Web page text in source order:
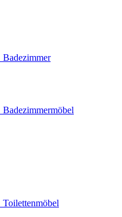
Badezimmer
Badezimmermöbel
Toilettenmöbel